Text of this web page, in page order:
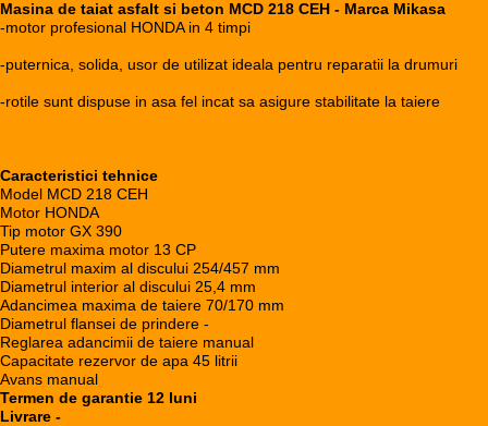
Masina de taiat asfalt si beton MCD 218 CEH - Marca Mikasa
-motor profesional HONDA in 4 timpi
-puternica, solida, usor de utilizat ideala pentru reparatii la drumuri
-rotile sunt dispuse in asa fel incat sa asigure stabilitate la taiere
Caracteristici tehnice
Model MCD 218 CEH
Motor HONDA
Tip motor GX 390
Putere maxima motor 13 CP
Diametrul maxim al discului 254/457 mm
Diametrul interior al discului 25,4 mm
Adancimea maxima de taiere 70/170 mm
Diametrul flansei de prindere -
Reglarea adancimii de taiere manual
Capacitate rezervor de apa 45 litrii
Avans manual
Termen de garantie 12 luni
Livrare -